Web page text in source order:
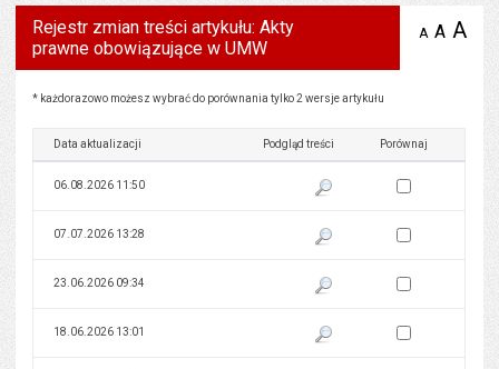
Rejestr zmian treści artykułu: Akty
prawne obowiązujące w UMW
A zmniejsz
A A
Rejestr zmian treści artykułu: Akty prawne obowiązujące w UMW
* każdorazowo możesz wybrać do porównania tylko 2 wersje artykułu
Data aktualizacji Podgląd treści Porównaj
06.08.2026 11:50 Pokaż podgląd wersji z dnia
Zaznacz wersję do
07.07.2026 13:28 Pokaż podgląd wersji z dnia
Zaznacz wersję do
23.06.2026 09:34 Pokaż podgląd wersji z dnia
Zaznacz wersję do
18.06.2026 13:01 Pokaż podgląd wersji z dnia
Zaznacz wersję do